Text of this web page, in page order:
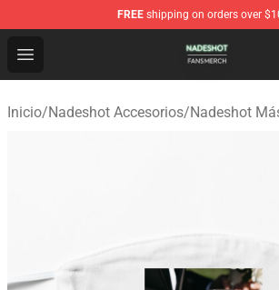
FREE shipping on orders over
Open menu
Nadeshot Shop - Official Nadeshot
Inicio/Nadeshot Accesorios/Nadeshot